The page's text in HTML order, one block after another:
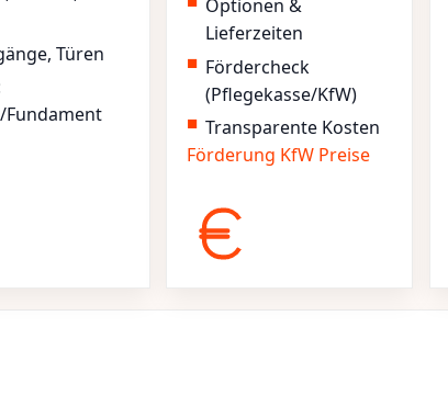
Türen
Optionen &
Lieferzeiten
Fördercheck
(Pflegekasse/KfW)
Transparente Kosten
Förderung KfW Preise